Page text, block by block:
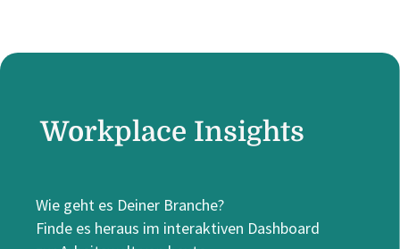
Workplace Insights
Wie geht es Deiner Branche?
Finde es heraus im interaktiven Dashboard